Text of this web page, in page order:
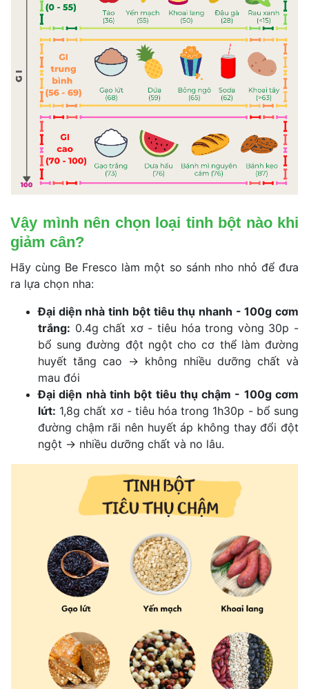
Vậy mình nên chọn loại tinh bột nào khi
giảm cân?
Hãy cùng Be Fresco làm một so sánh nho nhỏ để đưa
ra lựa chọn nha:
Đại diện nhà tinh bột tiêu thụ nhanh - 100g cơm
trắng: 0.4g chất xơ - tiêu hóa trong vòng 30p -
bổ sung đường đột ngột cho cơ thể làm đường
huyết tăng cao → không nhiều dưỡng chất và
mau đói
Đại diện nhà tinh bột tiêu thụ chậm - 100g cơm
lứt: 1,8g chất xơ - tiêu hóa trong 1h30p - bổ sung
đường chậm rãi nên huyết áp không thay đổi đột
ngột → nhiều dưỡng chất và no lâu.